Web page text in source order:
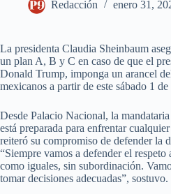
Redacción enero 31,
La presidenta Claudia Sheinbaum
un plan A, B y C en caso de que el
Donald Trump, imponga un arancel
mexicanos a partir de este sábado 1
Desde Palacio Nacional, la
está preparada para enfrentar
reiteró su compromiso de defender la
“Siempre vamos a defender el
como iguales, sin subordinación.
tomar decisiones adecuadas”, sostuvo.